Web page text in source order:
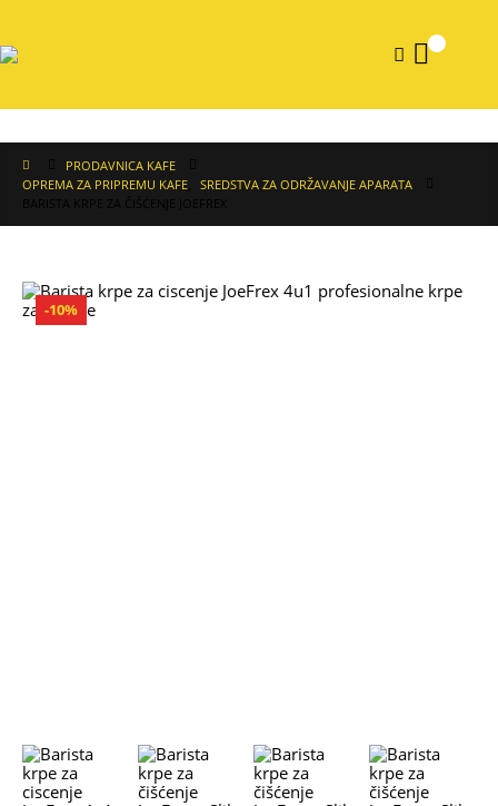
PRODAVNICA KAFE
OPREMA ZA PRIPREMU KAFE
SREDSTVA ZA ODRŽAVANJE APARATA
-10%